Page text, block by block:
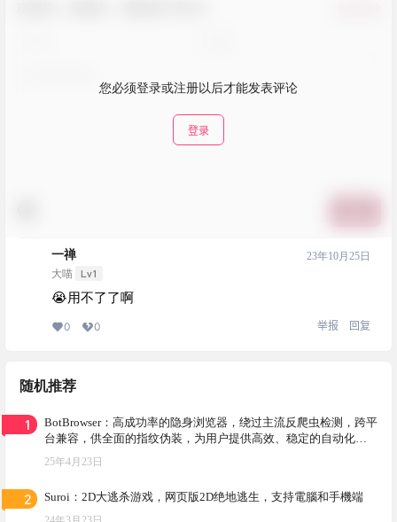
您必须登录或注册以后才能发表评论
登录
一禅
大喵 Lv1
23年10月25日
😭用不了了啊
0 0 举报 回复
随机推荐
1
BotBrowser：高成功率的隐身浏览器，绕过主流反爬虫检测，跨平
台兼容，供全面的指纹伪装，为用户提供高效、稳定的自动化浏
览解决方案
25年4月23日
2 Suroi：2D大逃杀游戏，网页版2D绝地逃生，支持電腦和手機端